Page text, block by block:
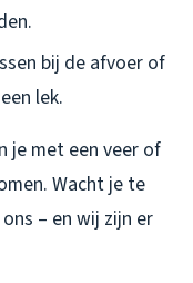
bij de afvoer of
lek.
je met een veer of
Wacht je te
– en wij zijn er